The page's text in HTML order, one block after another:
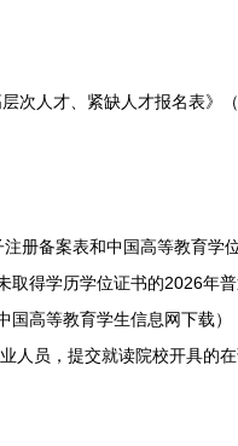
人才、紧缺人才报名表》（
备案表和中国高等教育学
得学历学位证书的2026年
高等教育学生信息网下载
人员，提交就读院校开具的